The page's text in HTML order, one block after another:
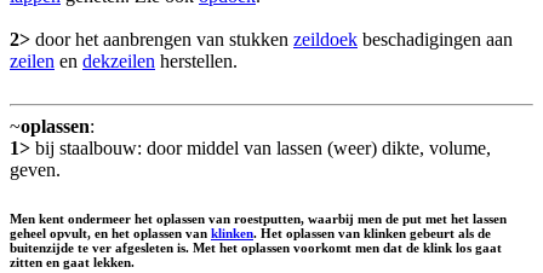
2> door het aanbrengen van stukken zeildoek beschadigingen aan
zeilen en dekzeilen herstellen.
~oplassen:
1> bij staalbouw: door middel van lassen (weer) dikte, volume,
geven.
Men kent ondermeer het oplassen van roestputten, waarbij men de put met het lassen
geheel opvult, en het oplassen van klinken. Het oplassen van klinken gebeurt als de
buitenzijde te ver afgesleten is. Met het oplassen voorkomt men dat de klink los gaat
zitten en gaat lekken.